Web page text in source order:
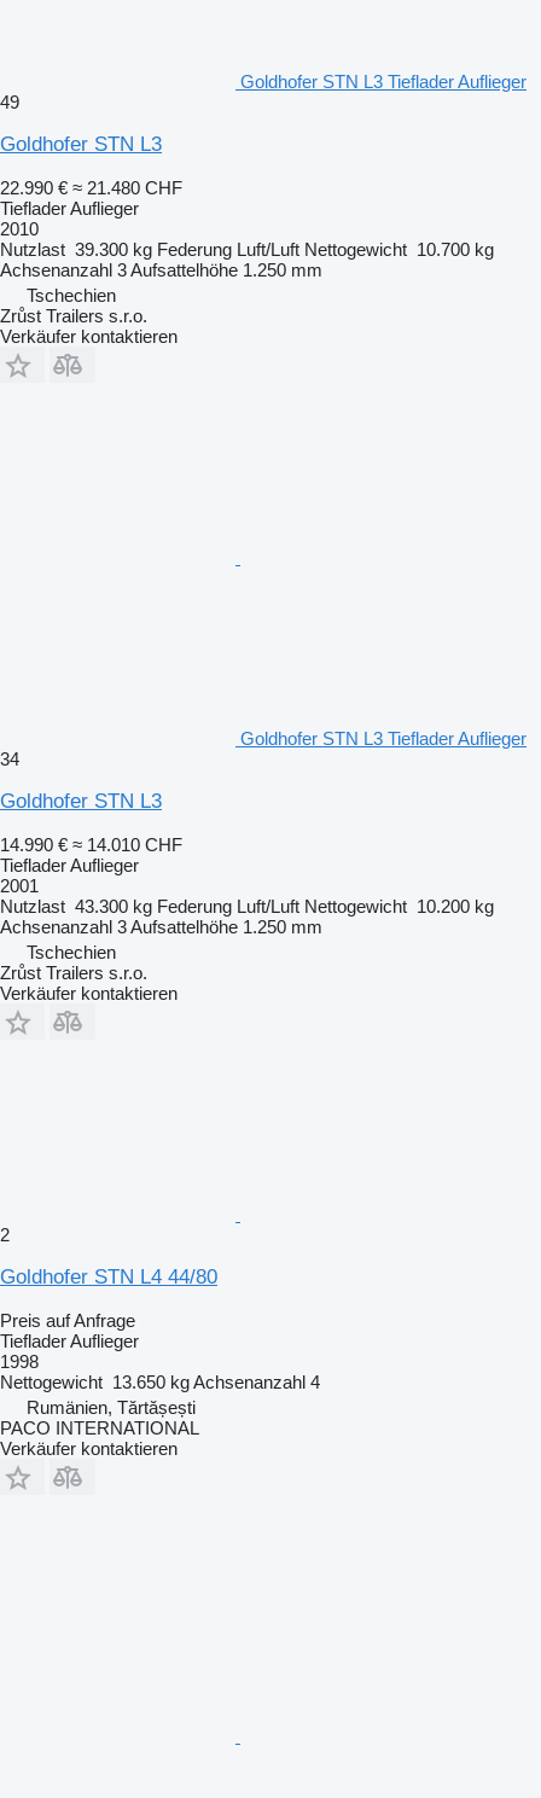
Goldhofer STN L3 Tieflader Auflieger
49
Goldhofer STN L3
22.990 € ≈ 21.480 CHF
Tieflader Auflieger
2010
Nutzlast 39.300 kg Federung Luft/Luft Nettogewicht 10.700 kg
Achsenanzahl 3Aufsattelhöhe 1.250 mm
Tschechien
Zrůst Trailers s.r.o.
Verkäufer kontaktieren
Goldhofer STN L3 Tieflader Auflieger
34
Goldhofer STN L3
14.990 € ≈ 14.010 CHF
Tieflader Auflieger
2001
Nutzlast 43.300 kg Federung Luft/Luft Nettogewicht 10.200 kg
Achsenanzahl 3Aufsattelhöhe 1.250 mm
Tschechien
Zrůst Trailers s.r.o.
Verkäufer kontaktieren
2
Goldhofer STN L4 44/80
Preis auf Anfrage
Tieflader Auflieger
1998
Nettogewicht 13.650 kgAchsenanzahl 4
Rumänien, Tărtășești
PACO INTERNATIONAL
Verkäufer kontaktieren